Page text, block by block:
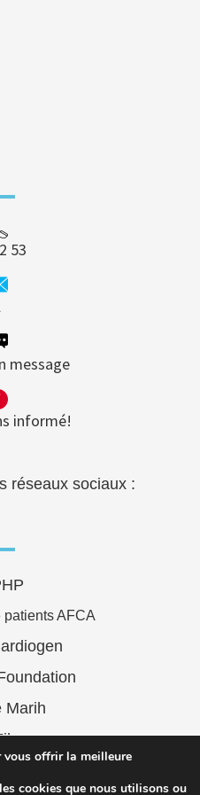
53
mail
message
informé!
réseaux sociaux :
AFCA
Marih
vous offrir la meilleure
cookies que nous utilisons ou